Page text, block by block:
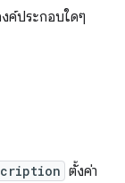
ค์ประกอบใดๆ
ตั้งค่า